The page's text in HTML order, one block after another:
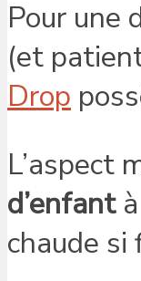
Pour une
(et
Drop
L’aspect
d’enfantà
chaude si